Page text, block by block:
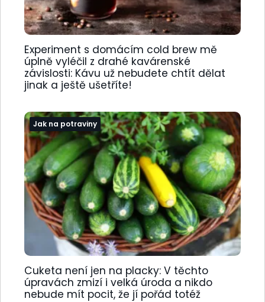
Experiment s domácím cold brew mě
úplně vyléčil z drahé kavárenské
závislosti: Kávu už nebudete chtít dělat
jinak a ještě ušetříte!
Jak na potraviny
Cuketa není jen na placky: V těchto
úpravách zmizí i velká úroda a nikdo
nebude mít pocit, že jí pořád totéž